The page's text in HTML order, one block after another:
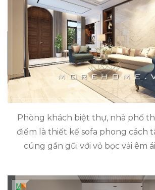
Phòng khách biệt thự, nhà phố
điểm là thiết kế sofa phong cách
cúng gần gũi với vỏ bọc vải êm